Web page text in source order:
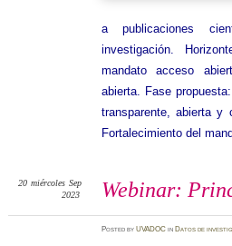
a publicaciones
investigación.
mandato acceso
abierta. Fase
transparente, abierta y
Fortalecimiento del
Webinar:
20 miércoles Sep
2023
PostedbyUVADOC in Datos de